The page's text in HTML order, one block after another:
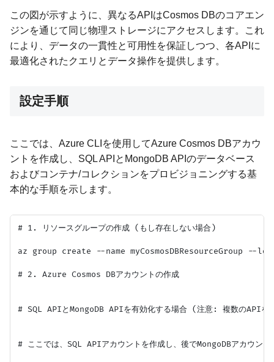
この図が示すように、異なるAPIはCosmos DBのコアエン
ジンを通じて同じ物理ストレージにアクセスします。これ
により、データの一貫性と可用性を保証しつつ、各APIに
最適化されたクエリとデータ操作を提供します。
設定手順
ここでは、Azure CLIを使用してAzure Cosmos DBアカウ
ントを作成し、SQL APIとMongoDB APIのデータベース
およびコンテナ/コレクションをプロビジョニングする基
本的な手順を示します。
# 1. リソースグループの作成 (もし存在しない場合)
az group create --name myCosmosDBResourceGroup --
# 2. Azure Cosmos DBアカウントの作成
# SQL APIとMongoDB APIを有効化する場合 (注意: 複数のAPIを
# ここでは、SQL APIアカウントを作成し、後でMongoDBアカウント